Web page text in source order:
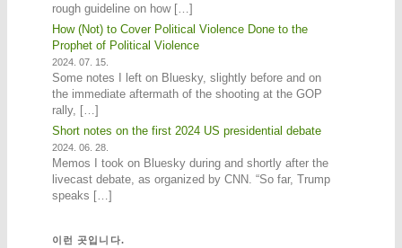
rough guideline on how […]
How (Not) to Cover Political Violence Done to the
Prophet of Political Violence
2024. 07. 15.
Some notes I left on Bluesky, slightly before and on
the immediate aftermath of the shooting at the GOP
rally, […]
Short notes on the first 2024 US presidential debate
2024. 06. 28.
Memos I took on Bluesky during and shortly after the
livecast debate, as organized by CNN. “So far, Trump
speaks […]
이런 곳입니다.